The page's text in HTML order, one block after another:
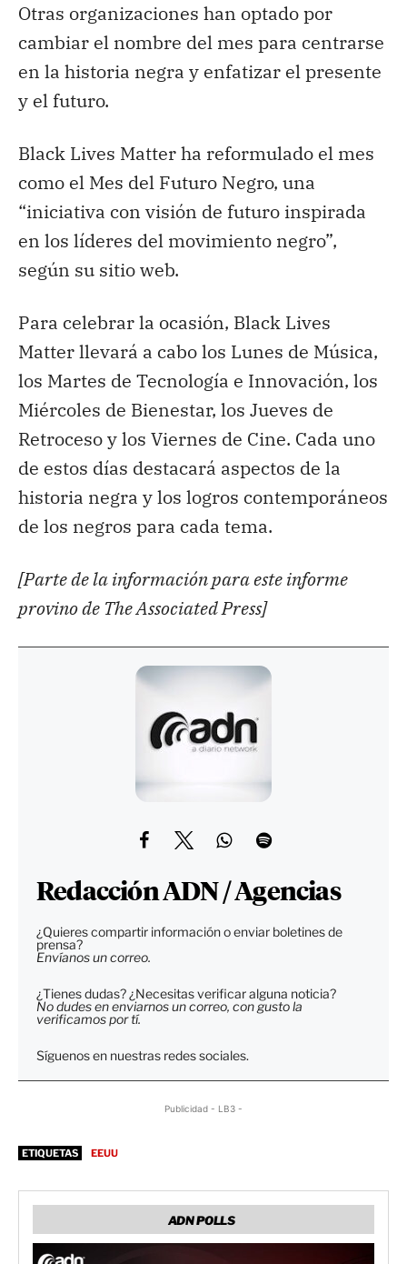
Otras organizaciones han optado por
cambiar el nombre del mes para centrarse
en la historia negra y enfatizar el presente
y el futuro.
Black Lives Matter ha reformulado el mes
como el Mes del Futuro Negro, una
“iniciativa con visión de futuro inspirada
en los líderes del movimiento negro”,
según su sitio web.
Para celebrar la ocasión, Black Lives
Matter llevará a cabo los Lunes de Música,
los Martes de Tecnología e Innovación, los
Miércoles de Bienestar, los Jueves de
Retroceso y los Viernes de Cine. Cada uno
de estos días destacará aspectos de la
historia negra y los logros contemporáneos
de los negros para cada tema.
[Parte de la información para este informe
provino de The Associated Press]
Redacción ADN / Agencias
¿Quieres compartir información o enviar boletines de
prensa?
Envíanos un correo.
¿Tienes dudas? ¿Necesitas verificar alguna noticia?
No dudes en enviarnos un correo, con gusto la
verificamos por tí.
Síguenos en nuestras redes sociales.
Publicidad - LB3 -
ETIQUETAS EEUU
ADN POLLS